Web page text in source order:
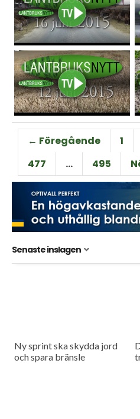
← Föregående 1
477
… 495
Senaste inslagen
Ny sprint ska skydda jord
och spara bränsle